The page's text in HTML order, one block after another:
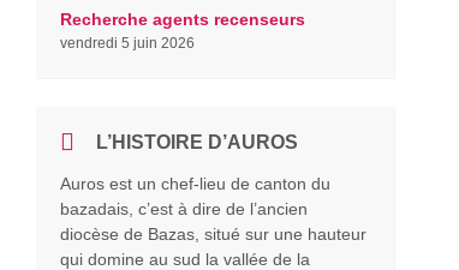
Recherche agents recenseurs
vendredi 5 juin 2026
L’HISTOIRE D’AUROS
Auros est un chef-lieu de canton du
bazadais, c’est à dire de l’ancien
diocèse de Bazas, situé sur une hauteur
qui domine au sud la vallée de la